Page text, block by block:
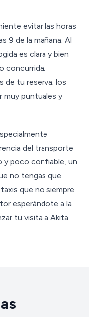
evitar las horas
9 de la mañana. Al
es clara y bien
concurrida.
de tu reserva; los
muy puntuales y
del transporte
y poco confiable, un
no tengas que
que no siempre
esperándote a la
tu visita a Akita